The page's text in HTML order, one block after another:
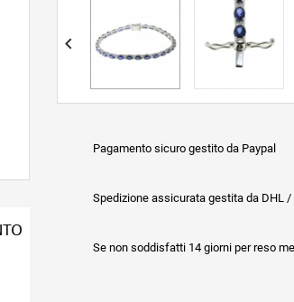

Pagamento sicuro gestito da Paypal
Spedizione assicurata gestita da DHL /
Se non soddisfatti 14 giorni per reso